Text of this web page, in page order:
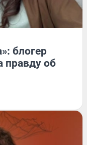
блогер
правду об